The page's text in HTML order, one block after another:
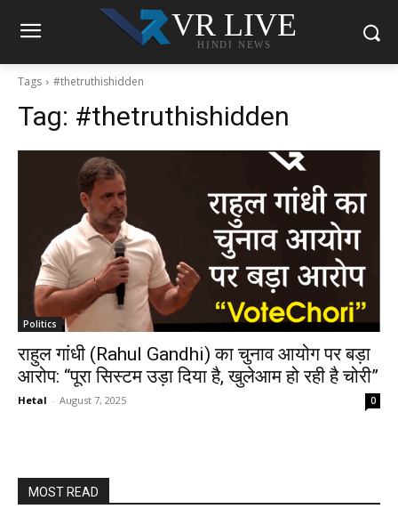
VR LIVE
HINDI NEWS
Tags #thetruthishidden
Tag: #thetruthishidden
Politics
राहुल गांधी (Rahul Gandhi) का चुनाव आयोग पर बड़ा
आरोप: “पूरा सिस्टम उड़ा दिया है, खुलेआम हो रही है चोरी”
Hetal - August 7, 2025 0
MOST READ